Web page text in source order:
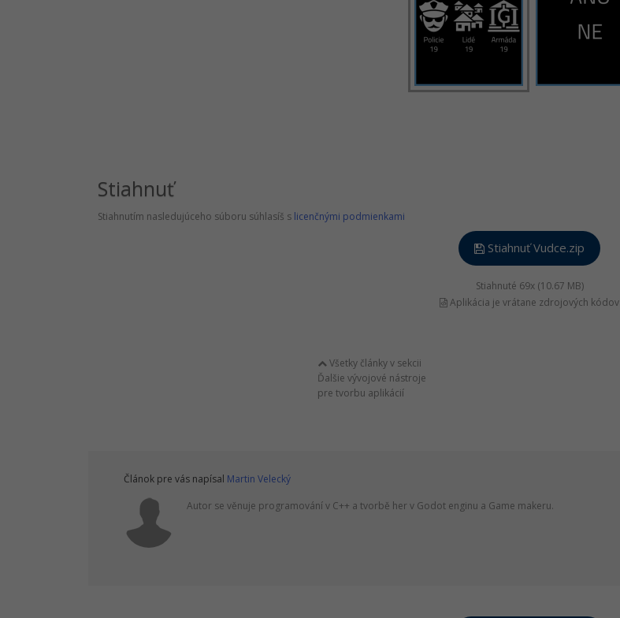
Stiahnuť
Stiahnutím nasledujúceho súboru súhlasíš s licenčnými podmienkami
Stiahnuť Vudce.zip
Stiahnuté 69x (10.67 MB)
Aplikácia je vrátane zdrojových kódov
Všetky články v sekcii
Ďalšie vývojové nástroje
pre tvorbu aplikácií
Článok pre vás napísal Martin Velecký
Autor se věnuje programování v C++ a tvorbě her v Godot enginu a Game makeru.